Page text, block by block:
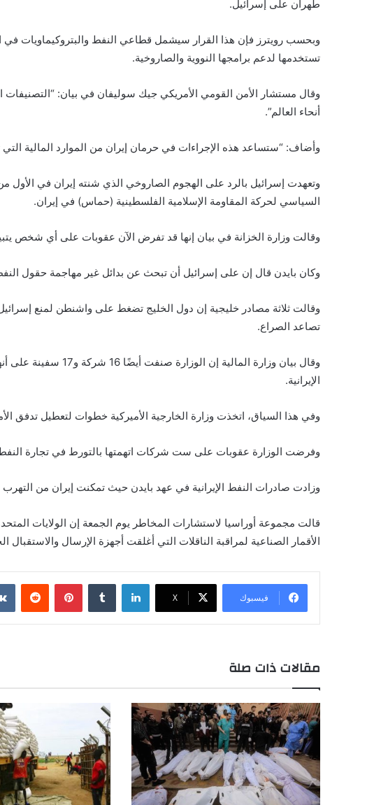
طهران على إسرائيل.
وبحسب رويترز فإن هذا القرار سيشمل قطاعي النفط والبتروكيماويات في
تستخدمها لدعم برامجها النووية والصاروخية.
وقال مستشار الأمن القومي الأمريكي جيك سوليفان في بيان:
أنحاء العالم”.
وأضاف: “ستساعد هذه الإجراءات في حرمان إيران من الموارد المالية التي
وتعهدت إسرائيل بالرد على الهجوم الصاروخي الذي شنته إيران في الأول
السياسي لحركة المقاومة الإسلامية الفلسطينية (حماس) في إيران.
وقالت وزارة الخزانة في بيان إنها قد تفرض الآن عقوبات على أي شخص
وكان بايدن قال إن على إسرائيل أن تبحث عن بدائل غير مهاجمة حقول النفط
وقالت ثلاثة مصادر خليجية إن دول الخليج تضغط على واشنطن لمنع إسرائيل
تصاعد الصراع.
وقال بيان وزارة
الإيرانية.
وفي هذا السياق، اتخذت وزارة الخارجية الأميركية خطوات لتعطيل تدفق
وفرضت الوزارة عقوبات على ست شركات اتهمتها بالتورط في تجارة
وزادت صادرات النفط الإيرانية في عهد بايدن حيث تمكنت إيران من
قالت مجموعة أوراسيا لاستشارات المخاطر يوم الجمعة إن الولايات
الأقمار الصناعية لمراقبة الناقلات التي أغلقت أجهزة الإرسال
فيسبوك X
لينكدإن بينتيريست
مقالات ذات صلة